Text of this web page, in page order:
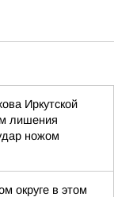
Иркутской
лишения
ножом
округе в этом